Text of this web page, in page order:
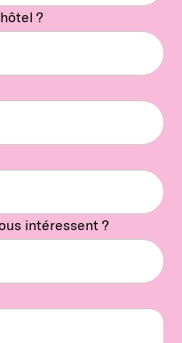
?
intéressent ?